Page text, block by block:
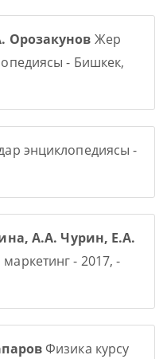
Орозакунов Жер
- Бишкек,
энциклопедиясы -
А.А. Чурин, Е.А.
- 2017, -
Физика курсу